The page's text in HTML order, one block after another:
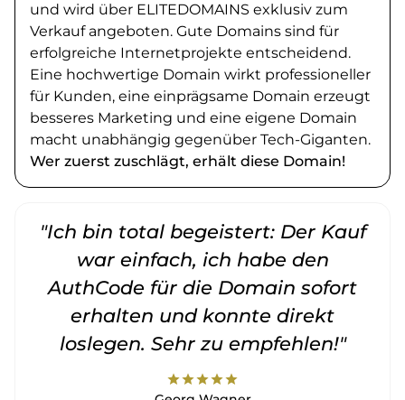
und wird über ELITEDOMAINS exklusiv zum
Verkauf angeboten. Gute Domains sind für
erfolgreiche Internetprojekte entscheidend.
Eine hochwertige Domain wirkt professioneller
für Kunden, eine einprägsame Domain erzeugt
besseres Marketing und eine eigene Domain
macht unabhängig gegenüber Tech-Giganten.
Wer zuerst zuschlägt, erhält diese Domain!
"Ich bin total begeistert: Der Kauf
war einfach, ich habe den
AuthCode für die Domain sofort
erhalten und konnte direkt
loslegen. Sehr zu empfehlen!"
starstarstarstarstar